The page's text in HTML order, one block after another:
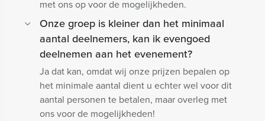
met ons op voor de mogelijkheden.
Onze groep is kleiner dan het minimaal
aantal deelnemers, kan ik evengoed
deelnemen aan het evenement?
Ja dat kan, omdat wij onze prijzen bepalen op
het minimale aantal dient u echter wel voor dit
aantal personen te betalen, maar overleg met
ons voor de mogelijkheden!